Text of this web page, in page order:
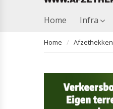
Home Infra
Home Afzethekken